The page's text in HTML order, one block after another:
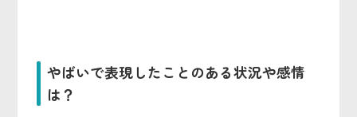
やばいで表現したことのある状況や感情
は？